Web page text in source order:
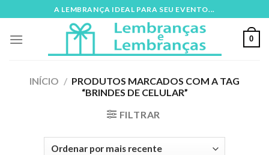
to
content
A LEMBRANÇA IDEAL PARA SEU EVENTO...
0
INÍCIO / PRODUTOS MARCADOS COM A TAG
“BRINDES DE CELULAR”
FILTRAR